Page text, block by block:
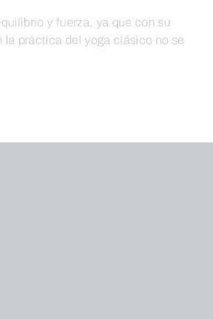
y fuerza, ya que con su
práctica del yoga clásico no se